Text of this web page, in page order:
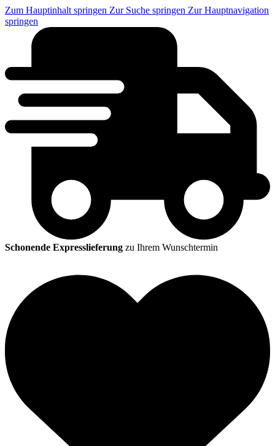
Zum Hauptinhalt springen Zur Suche springen Zur Hauptnavigation
springen
Schonende Expresslieferung zu Ihrem Wunschtermin